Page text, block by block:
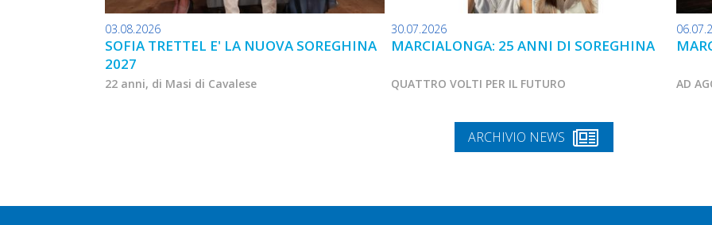
03.08.2026
SOFIA TRETTEL E' LA NUOVA SOREGHINA
2027
22 anni, di Masi di Cavalese
30.07.2026
MARCIALONGA: 25 ANNI DI SOREGHINA
QUATTRO VOLTI PER IL FUTURO AD
ARCHIVIO NEWS